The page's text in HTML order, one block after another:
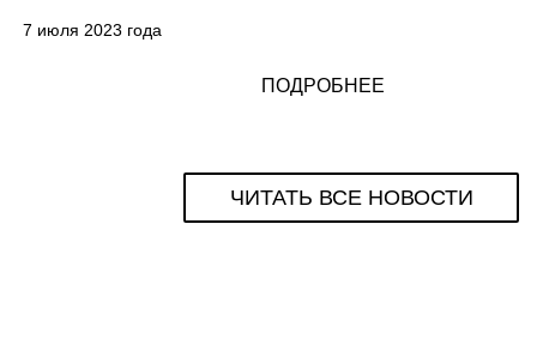
7 июля 2023 года
ПОДРОБНЕЕ
ЧИТАТЬ ВСЕ НОВОСТИ